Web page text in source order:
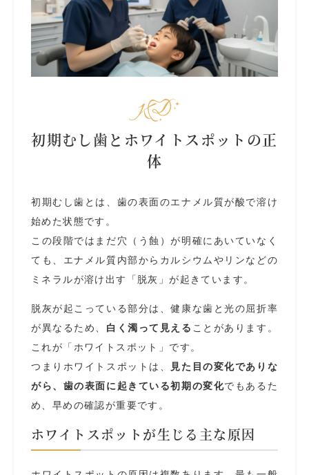
初期むし歯とホワイトスポットの正
体
初期むし歯とは、歯の表面のエナメル質が酸で溶け
始めた状態です。
この段階ではまだ穴（う蝕）が明確にあいていなく
ても、エナメル質内部からカルシウムやリンなどの
ミネラルが溶け出す「脱灰」が起きています。
脱灰が起こっている部分は、健康な歯と光の屈折率
が異なるため、 白く濁って見える ことがあります。
これが「ホワイトスポット」です。
つまりホワイトスポットは、
見た目の変化でありな
がら、歯の表面に起きている初期の変化でもあるた
め、早めの確認が重要です。
ホワイトスポットが生じる主な原因